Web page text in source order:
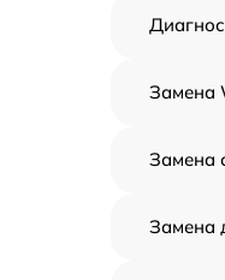
Замена
Замена
Замена